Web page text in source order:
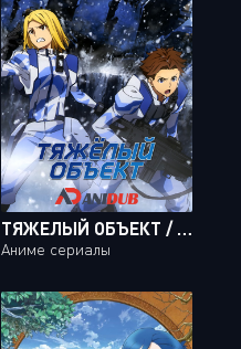
ТЯЖЕЛЫЙ ОБЪЕКТ / HEAVY OBJECT [24 ИЗ 24]
Аниме сериалы